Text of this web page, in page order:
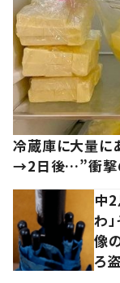
冷蔵庫に大量に
→2日後…”衝撃の
中2
わ
像
ろ